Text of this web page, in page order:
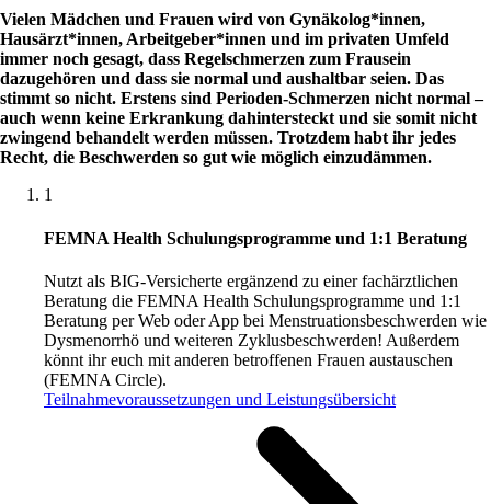
Vielen Mädchen und Frauen wird von Gynäkolog*innen,
Hausärzt*innen, Arbeitgeber*innen und im privaten Umfeld
immer noch gesagt, dass Regelschmerzen zum Frausein
dazugehören und dass sie normal und aushaltbar seien. Das
stimmt so nicht. Erstens sind Perioden-Schmerzen nicht normal –
auch wenn keine Erkrankung dahintersteckt und sie somit nicht
zwingend behandelt werden müssen. Trotzdem habt ihr jedes
Recht, die Beschwerden so gut wie möglich einzudämmen.
1
FEMNA Health Schulungsprogramme und 1:1 Beratung
Nutzt als BIG-Versicherte ergänzend zu einer fachärztlichen
Beratung die FEMNA Health Schulungsprogramme und 1:1
Beratung per Web oder App bei Menstruationsbeschwerden wie
Dysmenorrhö und weiteren Zyklusbeschwerden! Außerdem
könnt ihr euch mit anderen betroffenen Frauen austauschen
(FEMNA Circle).
Teilnahmevoraussetzungen und Leistungsübersicht